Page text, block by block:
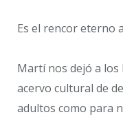
Es el rencor eterno
Martí nos dejó a
acervo cultural de
adultos como para